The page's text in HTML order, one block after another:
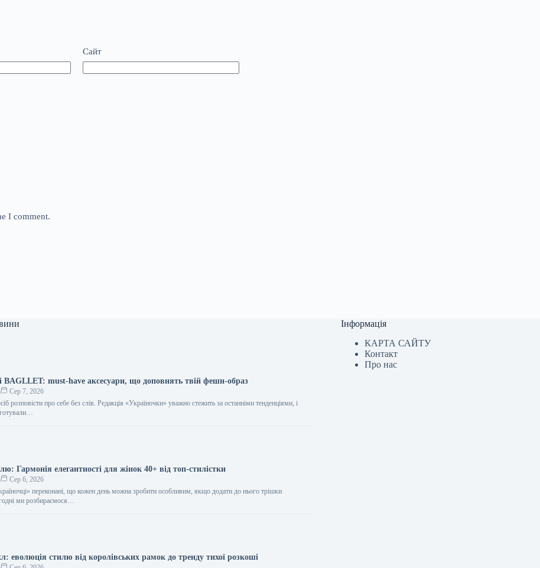
Сайт
I comment.
BAGLLET: must-have аксесуари, що доповнять твій фешн-образ
Сер 7, 2026
розповісти про себе без слів. Редакція «Україночки» уважно стежить за останніми тенденціями, і
Гармонія елегантності для жінок 40+ від топ-стилістки
Сер 6, 2026
переконані, що кожен день можна зробити особливим, якщо додати до нього трішки
ми розбираємося…
еволюція стилю від королівських рамок до тренду тихої розкоші
Інформація
КАРТА САЙТУ
Контакт
Про нас